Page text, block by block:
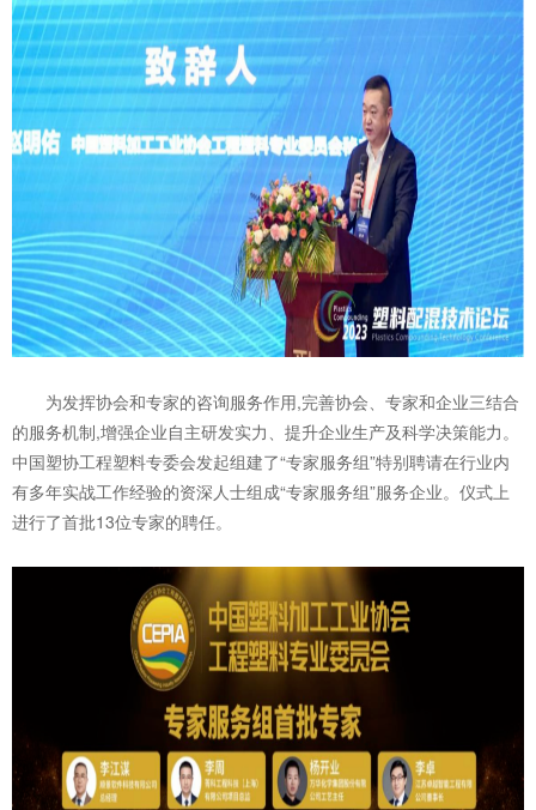
为发挥协会和专家的咨询服务作用,完善协会、专家和企业三结合
的服务机制,增强企业自主研发实力、提升企业生产及科学决策能力。
中国塑协工程塑料专委会发起组建了“专家服务组”特别聘请在行业内
有多年实战工作经验的资深人士组成“专家服务组”服务企业。仪式上
进行了首批13位专家的聘任。